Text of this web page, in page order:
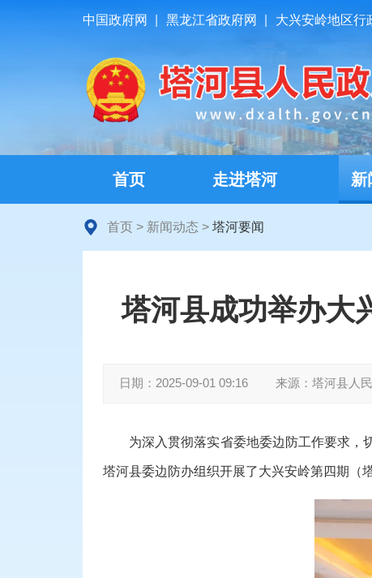
中国政府网 黑龙江省政府网 大兴安岭地区行
首页 走进塔河 新
首页 > 新闻动态 > 塔河要闻
塔河县成功举办大
日期： 2025-09-01 09:16 来源： 塔河县人
为深入贯彻落实省委地委边防工作要求，
塔河县委边防办组织开展了大兴安岭第四期（